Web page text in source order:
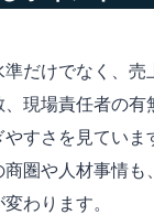
だけでなく、売
、現場責任者の有
すさを見ていま
圏や人材事情も
わります。